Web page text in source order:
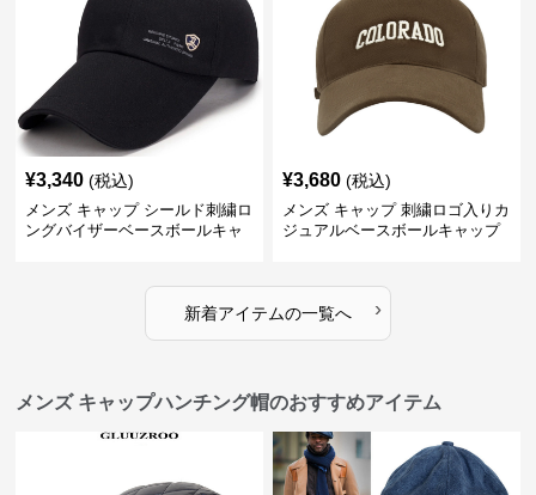
¥3,340 (税込)
メンズ キャップ シールド刺繍ロ
ングバイザーベースボールキャ
¥3,680 (税込)
メンズ キャップ 刺繍ロゴ入りカ
ジュアルベースボールキャップ
新着アイテムの一覧へ ›
メンズ キャップハンチング帽のおすすめアイテム